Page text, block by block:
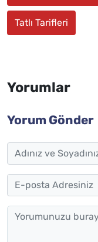
Tatlı Tarifleri
Yorumlar
Yorum Gönder